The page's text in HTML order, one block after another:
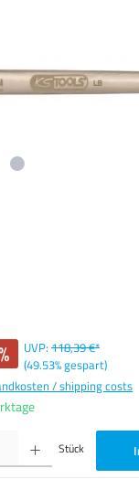
UVP: 118,39 €*
(49.53% gespart)
/ shipping costs
Wert ein oder benutze die
Stück